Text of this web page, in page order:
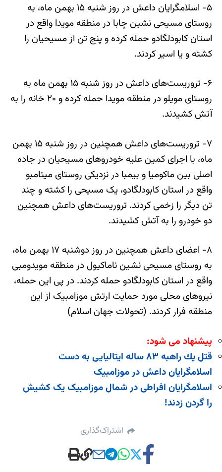
۵- اسلامگرایان داعش در روز شنبه ۱۵ بهمن ماه، به
روستای مسیحی نشین چابا در منطقه مویدا واقع در
استان کابودلگادو حمله کرده و پنج تن از مسیحیان را
کشته و یا اسیر کردند.
۶- تروریست‌های داعش در روز شنبه ۱۵ بهمن ماه به
روستای مویلو در منطقه مویدا حمله کرده و ۲۰ خانه را به
آتش کشیدند.
۷- تروریست‌های داعش همچنین در روز شنبه ۱۵ بهمن
ماه، با اجرای کمین علیه خودروهای مسیحیان در جاده
اصلی بین ماکومیا و بیمبا در نزدیکی روستای میتامبو
واقع در استان کابودلگادو، یک مسیحی را کشته و چند
تن دیگر را زخمی کردند. تروریست‌های داعش همچنین
دو خودرو را به آتش کشیدند.
۸- اعضای داعش همچنین در روز دوشنبه ۱۷ بهمن ماه،
به روستای مسیحی نشین ناماکیول در منطقه مویدومبی
واقع در استان کابودلگادو حمله کردند. در پی این حمله،
نیروهای محلی مورد حمایت ارتش موزامبیک از این
منطقه فرار کردند. (تحولات جهان اسلام)
پیشنهاد می شود:
قتل يك راهبه ۸۳ ساله ایتالیایی به دست
اسلامگرایان داعش در موزامبیک
اسلامگرایان افراطی در شمال موزامبیک یک کشیش
را گردن زدند!
اشتراک‌گذاری